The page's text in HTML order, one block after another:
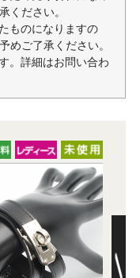
ください。
ものになりますの
めご了承ください。
。詳細はお問い合わ